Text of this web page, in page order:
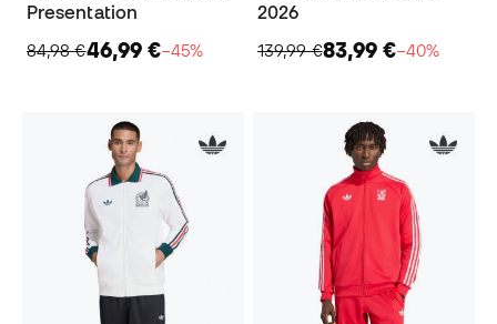
Presentation
84,98 €46,99 €−45%
2026
139,99 €83,99 €−40%